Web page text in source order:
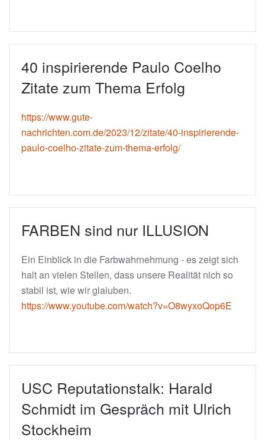
40 inspirierende Paulo Coelho
Zitate zum Thema Erfolg
https://www.gute-
nachrichten.com.de/2023/12/zitate/40-inspirierende-
paulo-coelho-zitate-zum-thema-erfolg/
FARBEN sind nur ILLUSION
Ein Einblick in die Farbwahrnehmung - es zeigt sich
halt an vielen Stellen, dass unsere Realität nich so
stabil ist, wie wir glaiuben.
https://www.youtube.com/watch?v=O8wyxoQop6E
USC Reputationstalk: Harald
Schmidt im Gespräch mit Ulrich
Stockheim